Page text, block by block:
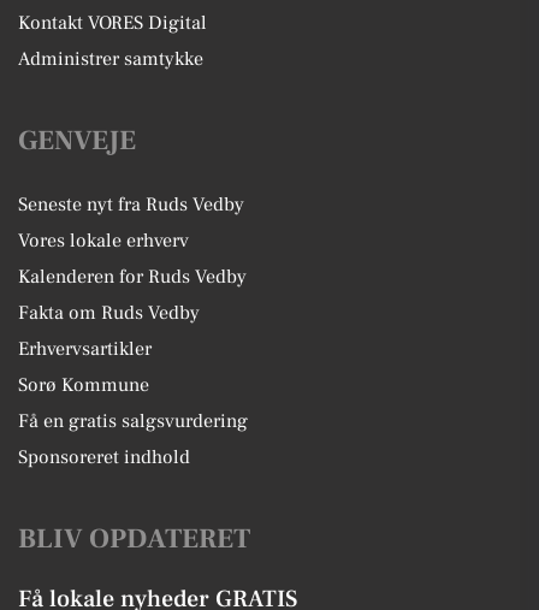
Kontakt VORES Digital
Administrer samtykke
GENVEJE
Seneste nyt fra Ruds Vedby
Vores lokale erhverv
Kalenderen for Ruds Vedby
Fakta om Ruds Vedby
Erhvervsartikler
Sorø Kommune
Få en gratis salgsvurdering
Sponsoreret indhold
BLIV OPDATERET
Få lokale nyheder GRATIS